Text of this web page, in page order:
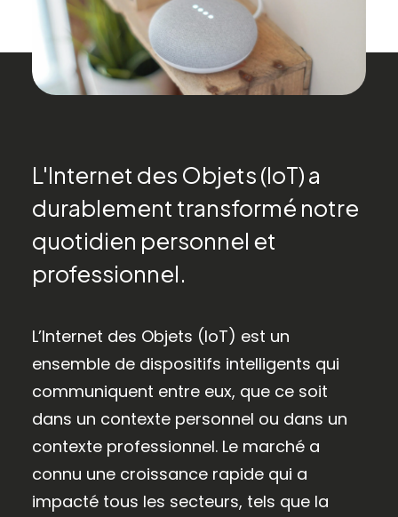
L'Internet des Objets (IoT) a
durablement transformé notre
quotidien personnel et
professionnel.
L’Internet des Objets (IoT) est un
ensemble de dispositifs intelligents qui
communiquent entre eux, que ce soit
dans un contexte personnel ou dans un
contexte professionnel. Le marché a
connu une croissance rapide qui a
impacté tous les secteurs, tels que la